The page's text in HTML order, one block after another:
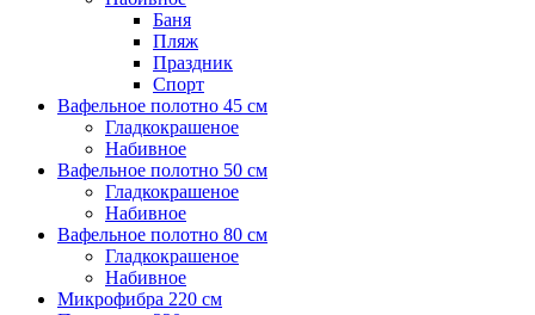
Баня
Пляж
Праздник
Спорт
Вафельное полотно 45 см
Гладкокрашеное
Набивное
Вафельное полотно 50 см
Гладкокрашеное
Набивное
Вафельное полотно 80 см
Гладкокрашеное
Набивное
Микрофибра 220 см